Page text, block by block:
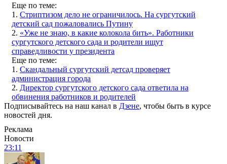
Еще по теме:
1. Стриптизом дело не ограничилось. На сургутский
детский сад пожаловались Путину
2. «Уже не знаю, в какие колокола бить». Работники
сургутского детского сада и родители ищут
справедливости у президента
Еще по теме:
1. Скандальный сургутский детсад проверяет
администрация города
2. Директор сургутского детского сада ответила на
обвинения работников и родителей
Подписывайтесь на наш канал в Дзене, чтобы быть в курсе
новостей дня.
Реклама
Новости
23:11